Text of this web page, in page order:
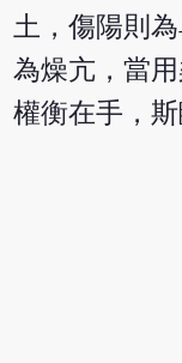
土，傷陽則
為燥亢，當
權衡在手，斯